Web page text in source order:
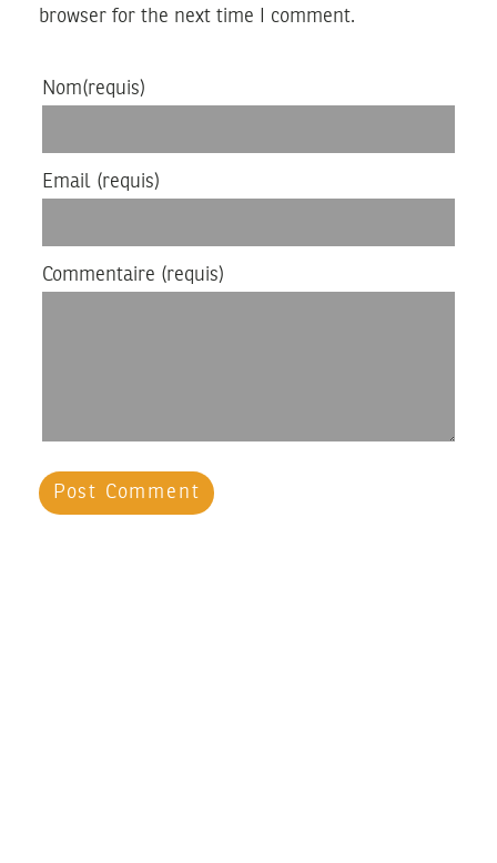
browser for the next time I comment.
Nom(requis)
Email (requis)
Commentaire (requis)